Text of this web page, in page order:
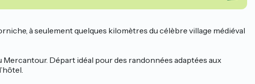
à seulement quelques kilomètres du célèbre village médiéval
Départ idéal pour des randonnées adaptées aux